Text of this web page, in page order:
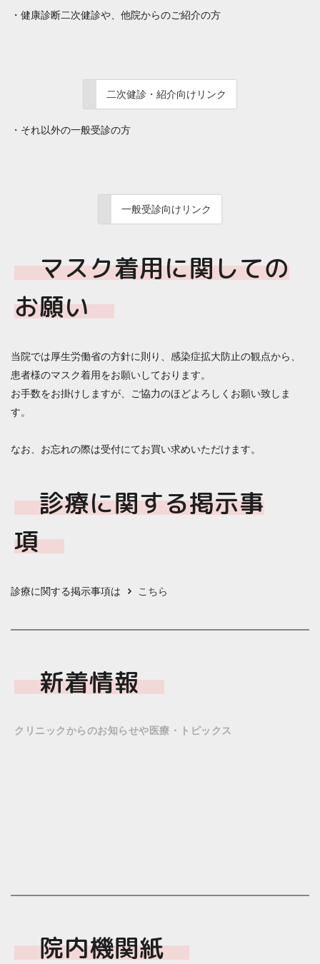
・健康診断二次健診や、他院からのご紹介の方
二次健診・紹介向けリンク
・それ以外の一般受診の方
一般受診向けリンク
マスク着用に関しての
お願い
当院では厚生労働省の方針に則り、感染症拡大防止の観点から、
患者様のマスク着用をお願いしております。
お手数をお掛けしますが、ご協力のほどよろしくお願い致しま
す。
なお、お忘れの際は受付にてお買い求めいただけます。
診療に関する掲示事
項
診療に関する掲示事項は こちら
新着情報
クリニックからのお知らせや医療・トピックス
院内機関紙